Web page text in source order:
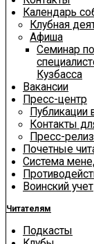
Календарь
Клубная
Афиша
Семинар
Кузбасса
Вакансии
Пресс-центр
Контакты
Пресс-
Почетные
Система
Воинский учет
Читателям
Подкасты